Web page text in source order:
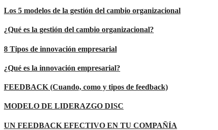
Los 5 modelos de la gestión del cambio organizacional
¿Qué es la gestión del cambio organizacional?
8 Tipos de innovación empresarial
¿Qué es la innovación empresarial?
FEEDBACK (Cuando, como y tipos de feedback)
MODELO DE LIDERAZGO DISC
UN FEEDBACK EFECTIVO EN TU COMPAÑÍA